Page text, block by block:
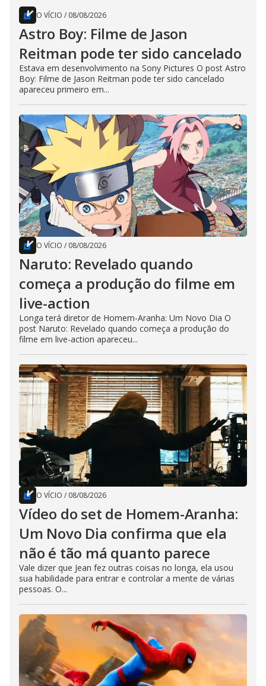
O VÍCIO / 08/08/2026
Astro Boy: Filme de Jason
Reitman pode ter sido cancelado
Estava em desenvolvimento na Sony Pictures O post Astro
Boy: Filme de Jason Reitman pode ter sido cancelado
apareceu primeiro em...
O VÍCIO / 08/08/2026
Naruto: Revelado quando
começa a produção do filme em
live-action
Longa terá diretor de Homem-Aranha: Um Novo Dia O
post Naruto: Revelado quando começa a produção do
filme em live-action apareceu...
O VÍCIO / 08/08/2026
Vídeo do set de Homem-Aranha:
Um Novo Dia confirma que ela
não é tão má quanto parece
Vale dizer que Jean fez outras coisas no longa, ela usou
sua habilidade para entrar e controlar a mente de várias
pessoas. O...